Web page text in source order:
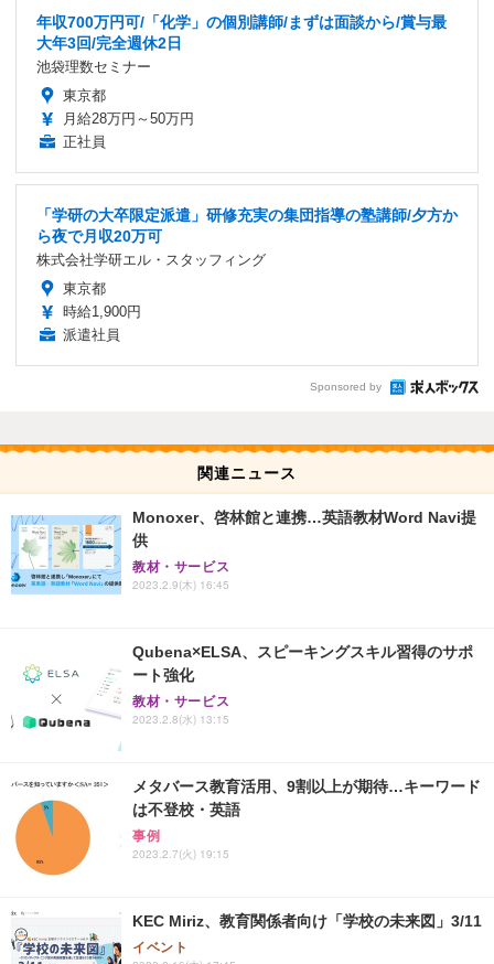
年収700万円可/「化学」の個別講師/まずは面談から/賞与最
大年3回/完全週休2日
池袋理数セミナー
東京都
月給28万円～50万円
正社員
「学研の大卒限定派遣」研修充実の集団指導の塾講師/夕方か
ら夜で月収20万可
株式会社学研エル・スタッフィング
東京都
時給1,900円
派遣社員
Sponsored by
関連ニュース
Monoxer、啓林館と連携…英語教材Word Navi提
供
教材・サービス
2023.2.9(木) 16:45
Qubena×ELSA、スピーキングスキル習得のサポ
ート強化
教材・サービス
2023.2.8(水) 13:15
メタバース教育活用、9割以上が期待…キーワード
は不登校・英語
事例
2023.2.7(火) 19:15
KEC Miriz、教育関係者向け「学校の未来図」3/11
イベント